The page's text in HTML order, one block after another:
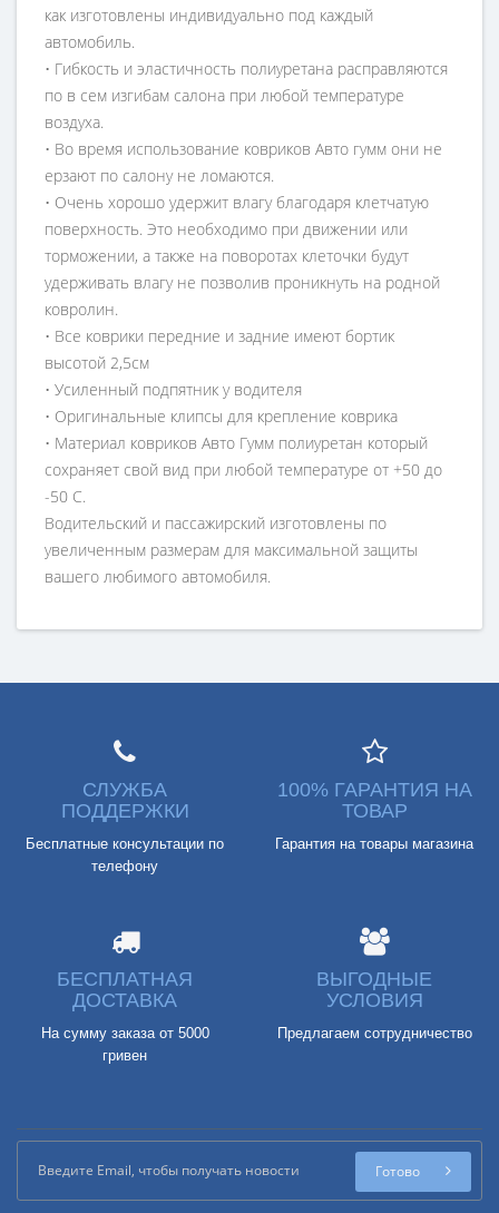
как изготовлены индивидуально под каждый
автомобиль.
• Гибкость и эластичность полиуретана расправляются
по в сем изгибам салона при любой температуре
воздуха.
• Во время использование ковриков Авто гумм они не
ерзают по салону не ломаются.
• Очень хорошо удержит влагу благодаря клетчатую
поверхность. Это необходимо при движении или
торможении, а также на поворотах клеточки будут
удерживать влагу не позволив проникнуть на родной
ковролин.
• Все коврики передние и задние имеют бортик
высотой 2,5см
• Усиленный подпятник у водителя
• Оригинальные клипсы для крепление коврика
• Материал ковриков Авто Гумм полиуретан который
сохраняет свой вид при любой температуре от +50 до
-50 С.
Водительский и пассажирский изготовлены по
увеличенным размерам для максимальной защиты
вашего любимого автомобиля.
СЛУЖБА
ПОДДЕРЖКИ
Бесплатные консультации по
телефону
100% ГАРАНТИЯ НА
ТОВАР
Гарантия на товары магазина
БЕСПЛАТНАЯ
ДОСТАВКА
На сумму заказа от 5000
гривен
ВЫГОДНЫЕ
УСЛОВИЯ
Предлагаем сотрудничество
Готово